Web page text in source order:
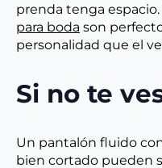
prenda tenga espacio.
para boda son
personalidad que el
Si no te
Un pantalón fluido
bien cortado pueden